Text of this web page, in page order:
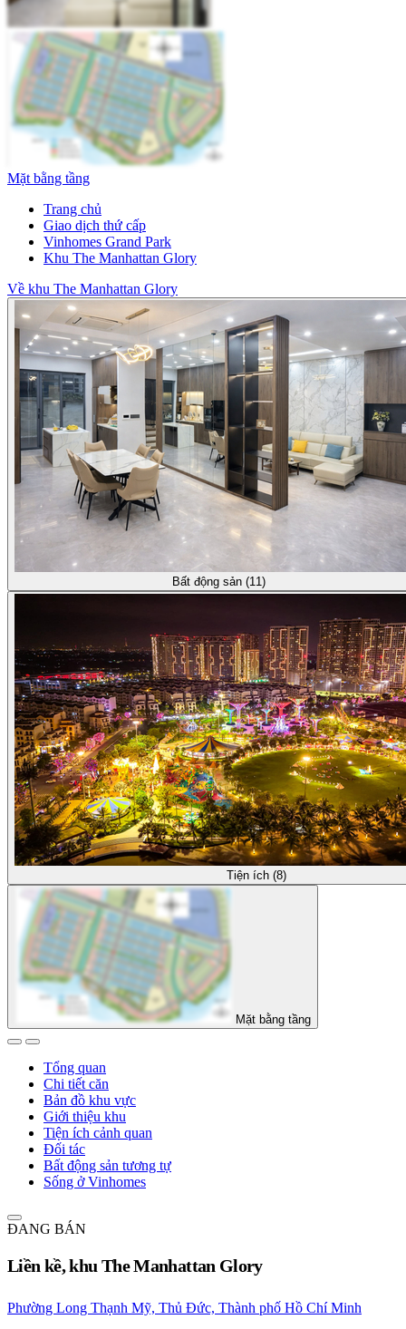
Mặt bằng tầng
Trang chủ
Giao dịch thứ cấp
Vinhomes Grand Park
Khu The Manhattan Glory
Về khu The Manhattan Glory
Bất động sản (11)
Tiện ích (8)
Mặt bằng tầng
Tổng quan
Chi tiết căn
Bản đồ khu vực
Giới thiệu khu
Tiện ích cảnh quan
Đối tác
Bất động sản tương tự
Sống ở Vinhomes
ĐANG BÁN
Liền kề, khu The Manhattan Glory
Phường Long Thạnh Mỹ, Thủ Đức, Thành phố Hồ Chí Minh